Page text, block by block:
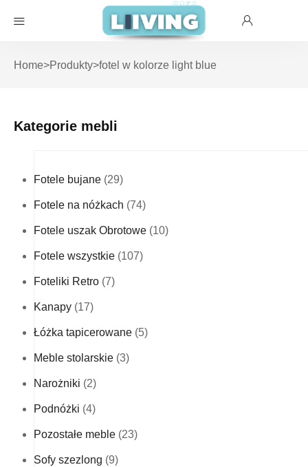
Home>Produkty>fotel w kolorze light blue
Kategorie mebli
Fotele bujane (29)
Fotele na nóżkach (74)
Fotele uszak Obrotowe (10)
Fotele wszystkie (107)
Foteliki Retro (7)
Kanapy (17)
Łóżka tapicerowane (5)
Meble stolarskie (3)
Narożniki (2)
Podnóżki (4)
Pozostałe meble (23)
Sofy szezlong (9)